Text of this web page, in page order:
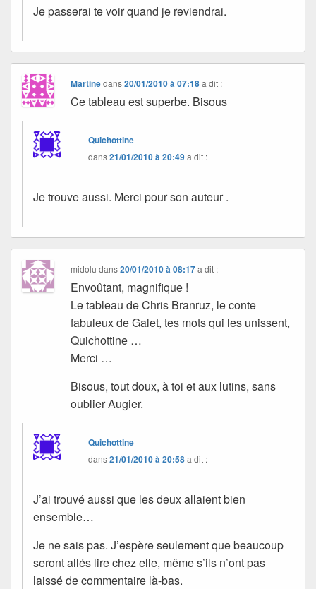
Je passerai te voir quand je reviendrai.
Martinedans20/01/2010 à 07:18 a dit :
Ce tableau est superbe. Bisous
Quichottine
dans21/01/2010 à 20:49a dit :
Je trouve aussi. Merci pour son auteur .
midolu dans20/01/2010 à 08:17 a dit :
Envoûtant, magnifique !
Le tableau de Chris Branruz, le conte
fabuleux de Galet, tes mots qui les unissent,
Quichottine …
Merci …
Bisous, tout doux, à toi et aux lutins, sans
oublier Augier.
Quichottine
dans21/01/2010 à 20:58a dit :
J’ai trouvé aussi que les deux allaient bien
ensemble…
Je ne sais pas. J’espère seulement que beaucoup
seront allés lire chez elle, même s’ils n’ont pas
laissé de commentaire là-bas.